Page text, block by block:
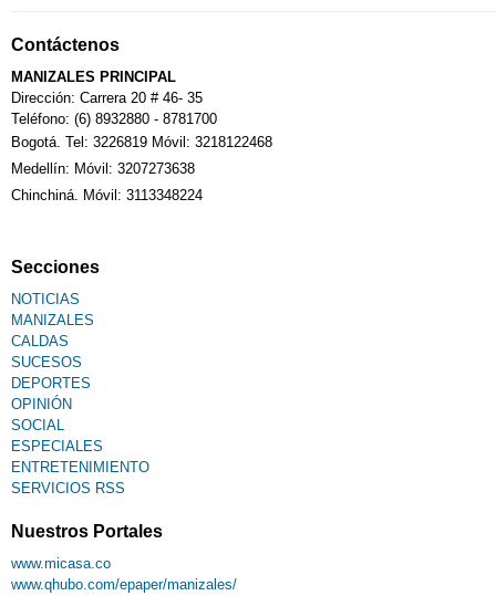
Contáctenos
MANIZALES PRINCIPAL
Dirección: Carrera 20 # 46- 35
Teléfono: (6) 8932880 - 8781700
Bogotá. Tel: 3226819 Móvil: 3218122468
Medellín: Móvil: 3207273638
Chinchiná. Móvil: 3113348224
Secciones
NOTICIAS
MANIZALES
CALDAS
SUCESOS
DEPORTES
OPINIÓN
SOCIAL
ESPECIALES
ENTRETENIMIENTO
SERVICIOS RSS
Nuestros Portales
www.micasa.co
www.qhubo.com/epaper/manizales/